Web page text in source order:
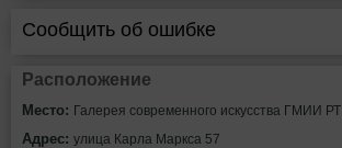
Сообщить об ошибке
Расположение
Место: Галерея современного искусства ГМИИ РТ
Адрес: улица Карла Маркса 57